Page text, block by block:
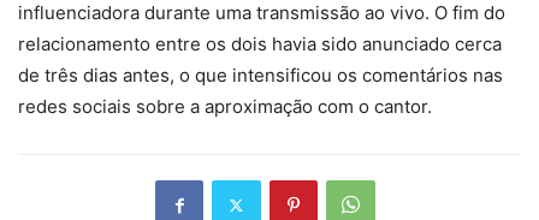
influenciadora durante uma transmissão ao vivo. O fim do
relacionamento entre os dois havia sido anunciado cerca
de três dias antes, o que intensificou os comentários nas
redes sociais sobre a aproximação com o cantor.